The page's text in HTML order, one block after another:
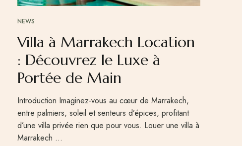
NEWS
Villa à Marrakech Location
: Découvrez le Luxe à
Portée de Main
Introduction Imaginez-vous au cœur de Marrakech,
entre palmiers, soleil et senteurs d’épices, profitant
d’une villa privée rien que pour vous. Louer une villa à
Marrakech …